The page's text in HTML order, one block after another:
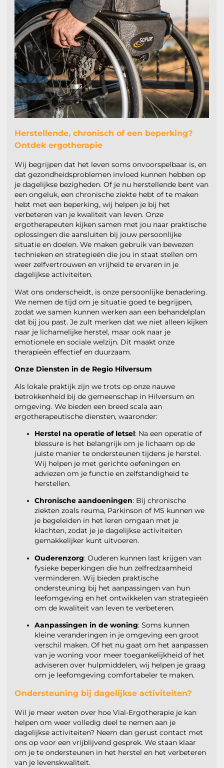
Herstellende, chronisch of een beperking?
Ontdek ergotherapie
Wij begrijpen dat het leven soms onvoorspelbaar is, en
dat gezondheidsproblemen invloed kunnen hebben op
je dagelijkse bezigheden. Of je nu herstellende bent van
een ongeluk, een chronische ziekte hebt of te maken
hebt met een beperking, wij helpen je bij het
verbeteren van je kwaliteit van leven. Onze
ergotherapeuten kijken samen met jou naar praktische
oplossingen die aansluiten bij jouw persoonlijke
situatie en doelen. We maken gebruik van bewezen
technieken en strategieën die jou in staat stellen om
weer zelfvertrouwen en vrijheid te ervaren in je
dagelijkse activiteiten.
Wat ons onderscheidt, is onze persoonlijke benadering.
We nemen de tijd om je situatie goed te begrijpen,
zodat we samen kunnen werken aan een behandelplan
dat bij jou past. Je zult merken dat we niet alleen kijken
naar je lichamelijke herstel, maar ook naar je
emotionele en sociale welzijn. Dit maakt onze
therapieën effectief en duurzaam.
Onze Diensten in de Regio Hilversum
Als lokale praktijk zijn we trots op onze nauwe
betrokkenheid bij de gemeenschap in Hilversum en
omgeving. We bieden een breed scala aan
ergotherapeutische diensten, waaronder:
Herstel na operatie of letsel: Na een operatie of
blessure is het belangrijk om je lichaam op de
juiste manier te ondersteunen tijdens je herstel.
Wij helpen je met gerichte oefeningen en
adviezen om je functie en zelfstandigheid te
herstellen.
Chronische aandoeningen: Bij chronische
ziekten zoals reuma, Parkinson of MS kunnen we
je begeleiden in het leren omgaan met je
klachten, zodat je je dagelijkse activiteiten
gemakkelijker kunt uitvoeren.
Ouderenzorg: Ouderen kunnen last krijgen van
fysieke beperkingen die hun zelfredzaamheid
verminderen. Wij bieden praktische
ondersteuning bij het aanpassingen van hun
leefomgeving en het ontwikkelen van strategieën
om de kwaliteit van leven te verbeteren.
Aanpassingen in de woning: Soms kunnen
kleine veranderingen in je omgeving een groot
verschil maken. Of het nu gaat om het aanpassen
van je woning voor meer toegankelijkheid of het
adviseren over hulpmiddelen, wij helpen je graag
om je leefomgeving comfortabeler te maken.
Ondersteuning bij dagelijkse activiteiten?
Wil je meer weten over hoe Vial-Ergotherapie je kan
helpen om weer volledig deel te nemen aan je
dagelijkse activiteiten? Neem dan gerust contact met
ons op voor een vrijblijvend gesprek. We staan klaar
om je te ondersteunen in het herstel en het verbeteren
van je levenskwaliteit.